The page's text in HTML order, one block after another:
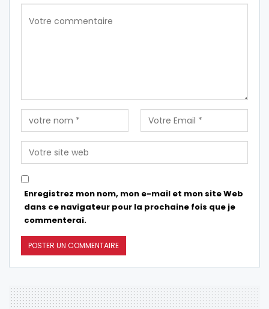
Enregistrez mon nom, mon e-mail et mon site Web
dans ce navigateur pour la prochaine fois que je
commenterai.